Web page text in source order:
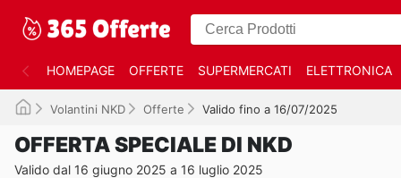
HOMEPAGE OFFERTE SUPERMERCATI ELETTRONICA
Volantini NKD Offerte Valido fino a 16/07/2025
OFFERTA SPECIALE DI NKD
Valido dal 16 giugno 2025 a 16 luglio 2025